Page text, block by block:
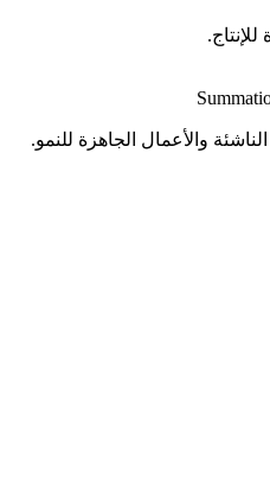
والأعمال الجاهزة للنمو.